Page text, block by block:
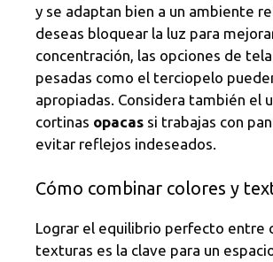
y se adaptan bien a un ambiente
deseas bloquear la luz para
concentración, las opciones de
pesadas como el terciopelo
apropiadas. Considera también el
cortinas opacas si trabajas con
evitar reflejos indeseados.
Cómo combinar colores y
Lograr el equilibrio perfecto entre
texturas es la clave para un